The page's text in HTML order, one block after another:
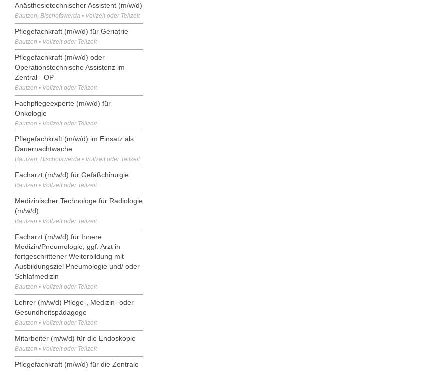
Anästhesietechnischer Assistent (m/w/d)
Bautzen, Bischofswerda • Vollzeit oder Teilzeit
Pflegefachkraft (m/w/d) für Geriatrie
Bautzen • Vollzeit oder Teilzeit
Pflegefachkraft (m/w/d) oder
Operationstechnische Assistenz im
Zentral - OP
Bautzen • Vollzeit oder Teilzeit
Fachpflegeexperte (m/w/d) für
Onkologie
Bautzen • Vollzeit oder Teilzeit
Pflegefachkraft (m/w/d) im Einsatz als
Dauernachtwache
Bautzen, Bischofswerda • Vollzeit oder Teilzeit
Facharzt (m/w/d) für Gefäßchirurgie
Bautzen • Vollzeit oder Teilzeit
Medizinischer Technologe für Radiologie
(m/w/d)
Bautzen • Vollzeit oder Teilzeit
Facharzt (m/w/d) für Innere
Medizin/Pneumologie, ggf. Arzt in
fortgeschrittener Weiterbildung mit
Ausbildungsziel Pneumologie und/ oder
Schlafmedizin
Bautzen • Vollzeit oder Teilzeit
Lehrer (m/w/d) Pflege-, Medizin- oder
Gesundheitspädagoge
Bautzen • Vollzeit oder Teilzeit
Mitarbeiter (m/w/d) für die Endoskopie
Bautzen • Vollzeit oder Teilzeit
Pflegefachkraft (m/w/d) für die Zentrale